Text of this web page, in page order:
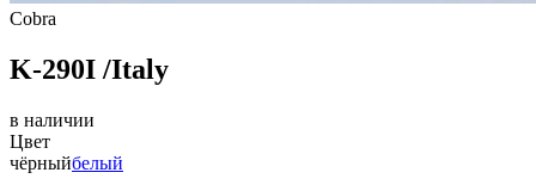
Cobra
K-290I /Italy
в наличии
Цвет
чёрныйбелый